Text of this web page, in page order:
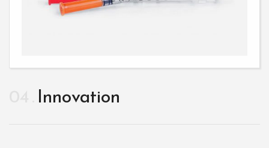
Innovation